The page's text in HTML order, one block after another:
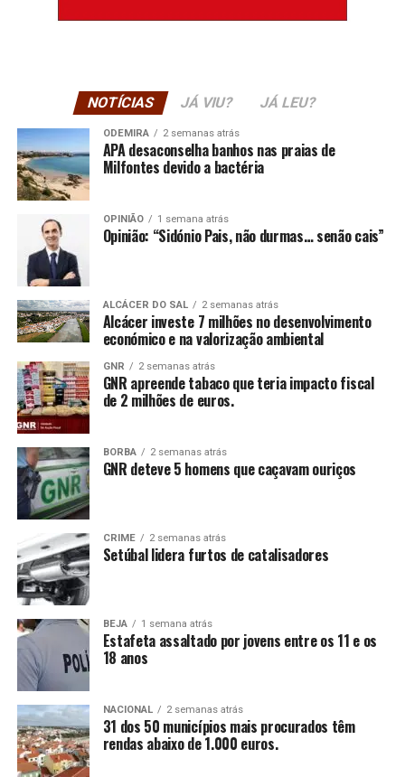
NOTÍCIAS JÁ VIU? JÁ LEU?
ODEMIRA 2 semanas atrás
APA desaconselha banhos nas praias de
Milfontes devido a bactéria
OPINIÃO 1 semana atrás
Opinião: “Sidónio Pais, não durmas… senão cais”
ALCÁCER DO SAL 2 semanas atrás
Alcácer investe 7 milhões no desenvolvimento
económico e na valorização ambiental
GNR 2 semanas atrás
GNR apreende tabaco que teria impacto fiscal
de 2 milhões de euros.
BORBA 2 semanas atrás
GNR deteve 5 homens que caçavam ouriços
CRIME 2 semanas atrás
Setúbal lidera furtos de catalisadores
BEJA 1 semana atrás
Estafeta assaltado por jovens entre os 11 e os
18 anos
NACIONAL 2 semanas atrás
31 dos 50 municípios mais procurados têm
rendas abaixo de 1.000 euros.